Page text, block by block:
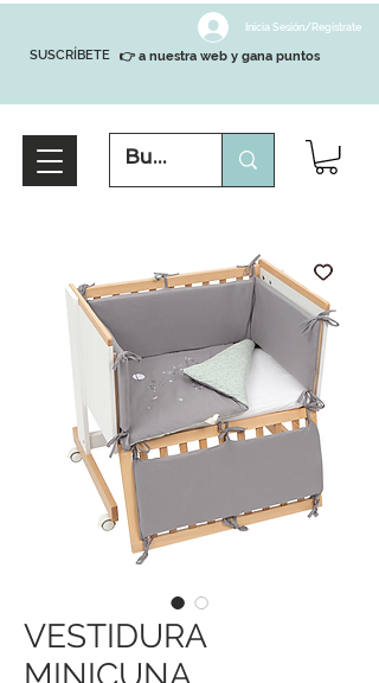
SUSCRÍBETE
Inicia Sesión/Regístrate
👉 a nuestra web y gana puntos
VESTIDURA